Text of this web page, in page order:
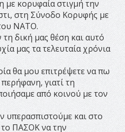
με κορυφαία στιγμή την
στη Σύνοδο Κορυφής με
ΝΑΤΟ.
δική μας θέση και αυτό
μας τα τελευταία χρόνια
θα μου επιτρέψετε να πω
γιατί τη
από κοινού με τον
υπερασπιστούμε και στο
το ΠΑΣΟΚ να την